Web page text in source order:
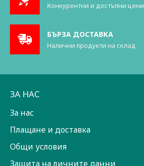
Конкурентни и достъпни цени
БЪРЗА ДОСТАВКА
Налични продукти на склад
ЗА НАС
За нас
Плащане и доставка
Общи условия
Защита на личните данни